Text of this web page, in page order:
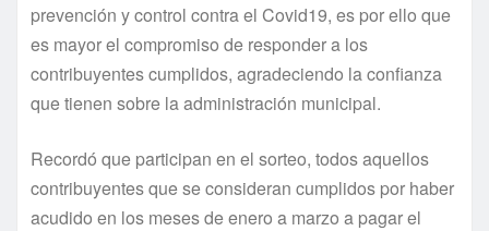
prevención y control contra el Covid19, es por ello que
es mayor el compromiso de responder a los
contribuyentes cumplidos, agradeciendo la confianza
que tienen sobre la administración municipal.
Recordó que participan en el sorteo, todos aquellos
contribuyentes que se consideran cumplidos por haber
acudido en los meses de enero a marzo a pagar el